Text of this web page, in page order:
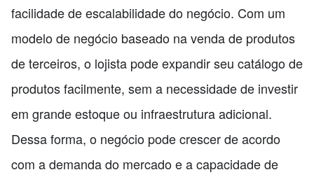
facilidade de escalabilidade do negócio. Com um
modelo de negócio baseado na venda de produtos
de terceiros, o lojista pode expandir seu catálogo de
produtos facilmente, sem a necessidade de investir
em grande estoque ou infraestrutura adicional.
Dessa forma, o negócio pode crescer de acordo
com a demanda do mercado e a capacidade de